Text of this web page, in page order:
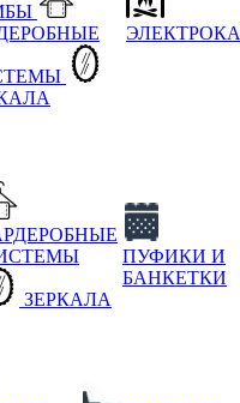
ЗЕРКАЛА
ПУФИКИ И
БАНКЕТКИ